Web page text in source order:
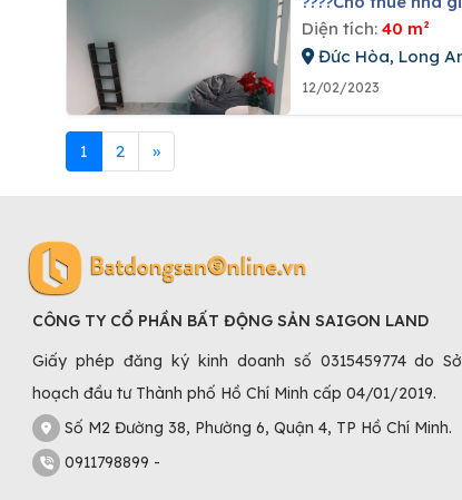
Diện tích: 40 m²
Đức Hòa, Long
12/02/2023
1 2 »
CÔNG TY CỔ PHẦN BẤT ĐỘNG SẢN SAIGON LAND
Giấy phép đăng ký kinh doanh số 0315459774 do
hoạch đầu tư Thành phố Hồ Chí Minh cấp 04/01/2019.
Số M2 Đường 38, Phường 6, Quận 4, TP Hồ Chí Minh.
0911798899 -